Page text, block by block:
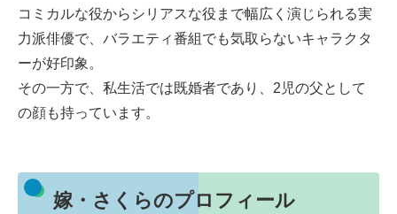
コミカルな役からシリアスな役まで幅広く演じられる実
力派俳優で、バラエティ番組でも気取らないキャラクタ
ーが好印象。
その一方で、私生活では既婚者であり、2児の父として
の顔も持っています。
嫁・さくらのプロフィール